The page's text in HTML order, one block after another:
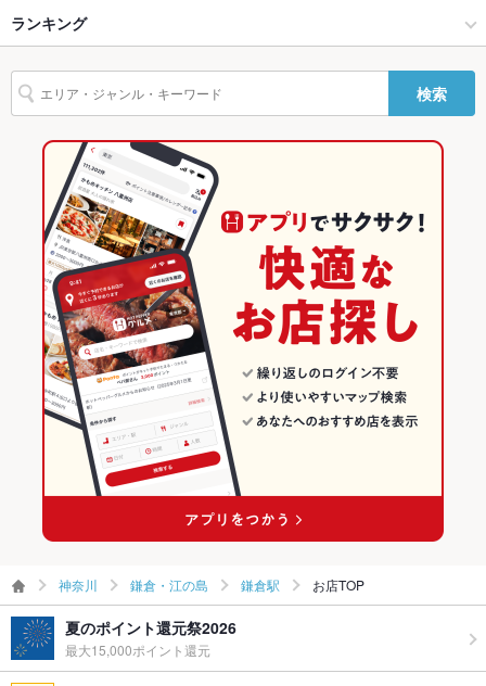
バリアフリ
ー
駐車場 なし
英語メニュ
あり
その他設備 －
その他
飲み放題
食べ放題 なし
お子様連れ お子様連れOK
ウェディン
グパーティ
－
鎌倉・江の島 × カフェ・スイーツ
鎌倉・江の島 × カフェ
鎌倉駅 × カフェ・スイーツ
鎌倉駅 × カフェ
鎌倉駅 × カフェ・スイーツ
鎌倉駅 × カフェ
神奈川
神奈川 × カフェ・スイーツ
神奈川 × カフェ
鎌倉駅
ランキング
神奈川のグルメランキング
神奈川のカフェ・スイーツランキング
鎌倉・江の島のグルメランキング
鎌倉・江の島のカフェ・スイーツランキング
鎌倉駅のグルメランキング
検索
神奈川 鎌倉・江の島 鎌倉駅 お店TOP
夏のポイント還元祭2026
最大15,000ポイント還元